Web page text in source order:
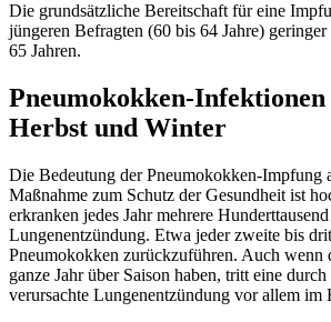
Die grundsätzliche Bereitschaft für eine
jüngeren Befragten (60 bis 64 Jahre)
65 Jahren.
Pneumokokken-
Herbst und Winter
Die Bedeutung der Pneumokokken-Impfung
Maßnahme zum Schutz der Gesundheit ist
erkranken jedes Jahr mehrere
Lungenentzündung. Etwa jeder zweite bis
Pneumokokken zurückzuführen. Auch wenn
ganze Jahr über Saison haben, tritt eine
verursachte Lungenentzündung vor allem im